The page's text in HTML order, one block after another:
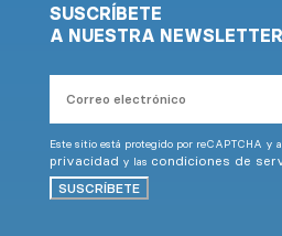
SUSCRÍBETE
A NUESTRA NEWSLETTER
electrónico
Este sitio está protegido por reCAPTCHA y
privacidad y las condiciones de
SUSCRÍBETE